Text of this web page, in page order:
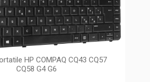
HP COMPAQ CQ43 CQ57
CQ58 G4 G6